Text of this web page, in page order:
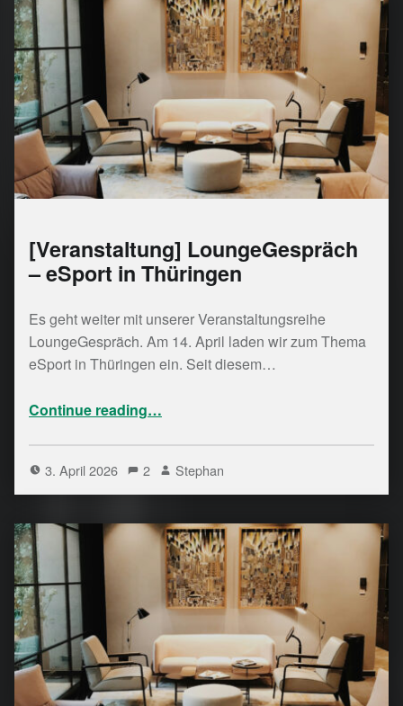
[Veranstaltung] LoungeGespräch
– eSport in Thüringen
Es geht weiter mit unserer Veranstaltungsreihe
LoungeGespräch. Am 14. April laden wir zum Thema
eSport in Thüringen ein. Seit diesem…
Continue reading…
3. April 2026 2 Stephan